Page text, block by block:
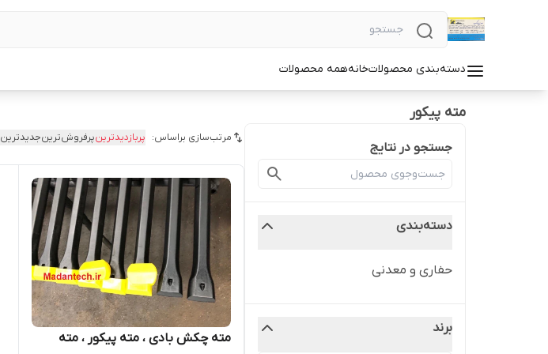
دسته‌بندی محصولاتخانههمه محصولات
مته پیکور
جستجو در نتایج
دسته‌بندی
حفاری و معدنی
برند
مرتب‌سازی براساس: پربازدیدترینپرفروش‌ترینجدیدترین
مته چکش بادی ، مته پیکور ، مته